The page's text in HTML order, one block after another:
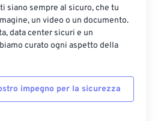
siano sempre al sicuro, che tu
un video o un documento.
data center sicuri e un
curato ogni aspetto della
impegno per la sicurezza